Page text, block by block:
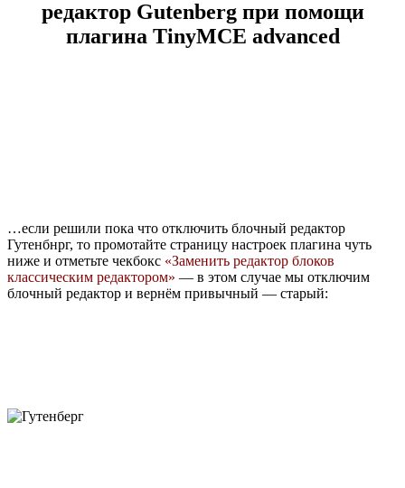
редактор Gutenberg при помощи
плагина TinyMCE advanced
…если решили пока что отключить блочный редактор
Гутенбнрг, то промотайте страницу настроек плагина чуть
ниже и отметьте чекбокс «Заменить редактор блоков
классическим редактором» — в этом случае мы отключим
блочный редактор и вернём привычный — старый: